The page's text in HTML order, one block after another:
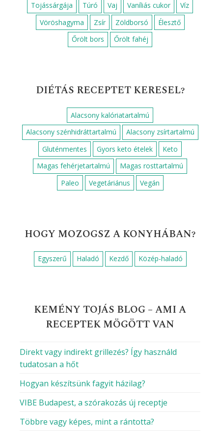
Tojássárgája
Túró Vaj Vaníliás cukor
Víz
Vöröshagyma
Zsír Zöldborsó
Élesztő
Őrölt bors
Őrölt fahéj
DIÉTÁS RECEPTET KERESEL?
Alacsony kalóriatartalmú
Alacsony szénhidráttartalmú
Alacsony zsírtartalmú
Gluténmentes
Gyors keto ételek
Keto
Magas fehérjetartalmú
Magas rosttartalmú
Paleo
Vegetáriánus Vegán
HOGY MOZOGSZ A KONYHÁBAN?
Egyszerű Haladó Kezdő Közép-haladó
KEMÉNY TOJÁS BLOG – AMI A
RECEPTEK MÖGÖTT VAN
Direkt vagy indirekt grillezés? Így használd
tudatosan a hőt
Hogyan készítsünk fagyit házilag?
VIBE Budapest, a szórakozás új receptje
Többre vagy képes, mint a rántotta?